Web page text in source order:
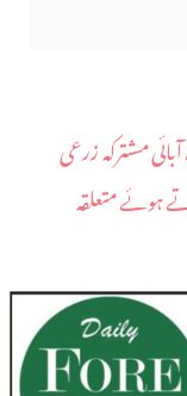
مشترکہ زرعی
ہوئے متعلقہ